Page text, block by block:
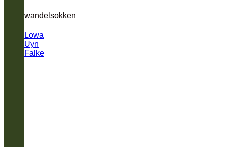
wandelsokken
Lowa
Uyn
Falke